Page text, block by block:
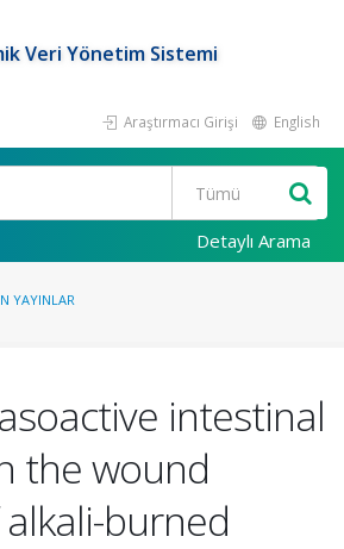
Veri Yönetim Sistemi
Araştırmacı Girişi English
Detaylı Arama
YAYINLAR
intestinal
the wound
burned